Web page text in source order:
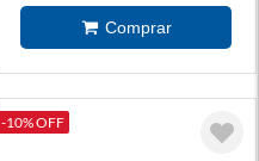
-10% OFF